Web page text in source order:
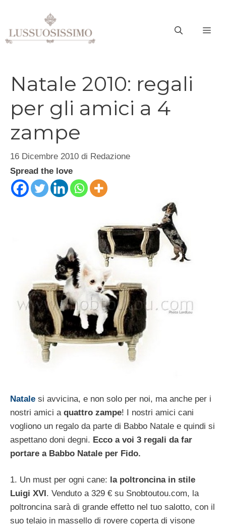
contenuto
Natale 2010: regali
per gli amici a 4
zampe
16 Dicembre 2010 di Redazione
Spread the love
Natale si avvicina, e non solo per noi, ma anche per i
nostri amici a quattro zampe! I nostri amici cani
vogliono un regalo da parte di Babbo Natale e quindi si
aspettano doni degni. Ecco a voi 3 regali da far
portare a Babbo Natale per Fido.
1. Un must per ogni cane: la poltroncina in stile
Luigi XVI. Venduto a 329 € su Snobtoutou.com, la
poltroncina sarà di grande effetto nel tuo salotto, con il
suo telaio in massello di rovere coperta di visone